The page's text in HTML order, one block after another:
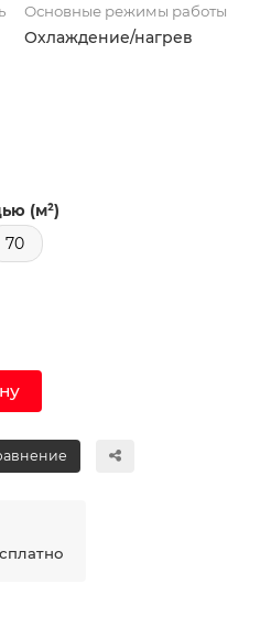
Основные режимы работы
Охлаждение/нагрев
(м²)
70